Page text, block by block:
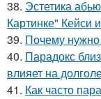
38. Эстетика
Картинке" Кейси
39. Почему
40. Парадокс
влияет на
41. Как часто